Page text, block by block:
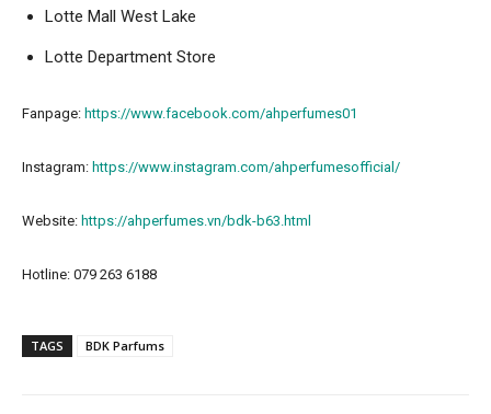
Lotte Mall West Lake
Lotte Department Store
Fanpage: https://www.facebook.com/ahperfumes01
Instagram: https://www.instagram.com/ahperfumesofficial/
Website: https://ahperfumes.vn/bdk-b63.html
Hotline: 079 263 6188
TAGS BDK Parfums